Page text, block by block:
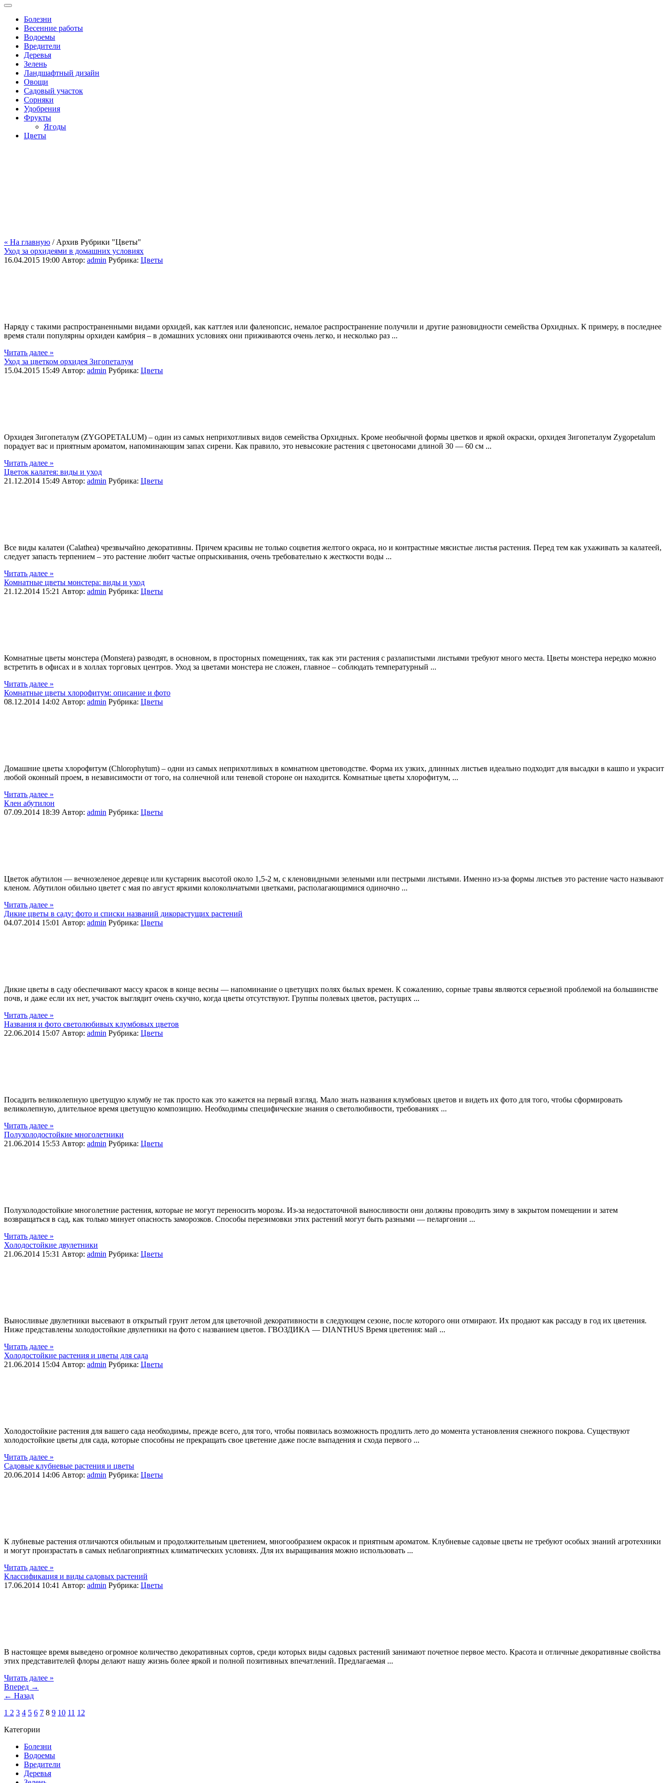
Болезни
Весенние работы
Водоемы
Вредители
Деревья
Зелень
Ландшафтный дизайн
Овощи
Садовый участок
Сорняки
Удобрения
Фрукты
Ягоды
Цветы
« На главную / Архив Рубрики "Цветы"
Уход за орхидеями в домашних условиях
16.04.2015 19:00 Автор: admin Рубрика: Цветы
Наряду с такими распространенными видами орхидей, как каттлея или фаленопсис, немалое распространение получили и другие разновидности семейства Орхидных. К примеру, в последнее
время стали популярны орхидеи камбрия – в домашних условиях они приживаются очень легко, и несколько раз ...
Читать далее »
Уход за цветком орхидея Зигопеталум
15.04.2015 15:49 Автор: admin Рубрика: Цветы
Орхидея Зигопеталум (ZYGOPETALUM) – один из самых неприхотливых видов семейства Орхидных. Кроме необычной формы цветков и яркой окраски, орхидея Зигопеталум Zygopetalum
порадует вас и приятным ароматом, напоминающим запах сирени. Как правило, это невысокие растения с цветоносами длиной 30 — 60 см ...
Читать далее »
Цветок калатея: виды и уход
21.12.2014 15:49 Автор: admin Рубрика: Цветы
Все виды калатеи (Calathea) чрезвычайно декоративны. Причем красивы не только соцветия желтого окраса, но и контрастные мясистые листья растения. Перед тем как ухаживать за калатеей,
следует запасть терпением – это растение любит частые опрыскивания, очень требовательно к жесткости воды ...
Читать далее »
Комнатные цветы монстера: виды и уход
21.12.2014 15:21 Автор: admin Рубрика: Цветы
Комнатные цветы монстера (Monstera) разводят, в основном, в просторных помещениях, так как эти растения с разлапистыми листьями требуют много места. Цветы монстера нередко можно
встретить в офисах и в холлах торговых центров. Уход за цветами монстера не сложен, главное – соблюдать температурный ...
Читать далее »
Комнатные цветы хлорофитум: описание и фото
08.12.2014 14:02 Автор: admin Рубрика: Цветы
Домашние цветы хлорофитум (Chlorophytum) – одни из самых неприхотливых в комнатном цветоводстве. Форма их узких, длинных листьев идеально подходит для высадки в кашпо и украсит
любой оконный проем, в независимости от того, на солнечной или теневой стороне он находится. Комнатные цветы хлорофитум, ...
Читать далее »
Клен абутилон
07.09.2014 18:39 Автор: admin Рубрика: Цветы
Цветок абутилон — вечнозеленое деревце или кустарник высотой около 1,5-2 м, с кленовидными зелеными или пестрыми листьями. Именно из-за формы листьев это растение часто называют
кленом. Абутилон обильно цветет с мая по август яркими колокольчатыми цветками, располагающимися одиночно ...
Читать далее »
Дикие цветы в саду: фото и списки названий дикорастущих растений
04.07.2014 15:01 Автор: admin Рубрика: Цветы
Дикие цветы в саду обеспечивают массу красок в конце весны — напоминание о цветущих полях былых времен. К сожалению, сорные травы являются серьезной проблемой на большинстве
почв, и даже если их нет, участок выглядит очень скучно, когда цветы отсутствуют. Группы полевых цветов, растущих ...
Читать далее »
Названия и фото светолюбивых клумбовых цветов
22.06.2014 15:07 Автор: admin Рубрика: Цветы
Посадить великолепную цветущую клумбу не так просто как это кажется на первый взгляд. Мало знать названия клумбовых цветов и видеть их фото для того, чтобы сформировать
великолепную, длительное время цветущую композицию. Необходимы специфические знания о светолюбивости, требованиях ...
Читать далее »
Полухолодостойкие многолетники
21.06.2014 15:53 Автор: admin Рубрика: Цветы
Полухолодостойкие многолетние растения, которые не могут переносить морозы. Из-за недостаточной выносливости они должны проводить зиму в закрытом помещении и затем
возвращаться в сад, как только минует опасность заморозков. Способы перезимовки этих растений могут быть разными — пеларгонии ...
Читать далее »
Холодостойкие двулетники
21.06.2014 15:31 Автор: admin Рубрика: Цветы
Выносливые двулетники высевают в открытый грунт летом для цветочной декоративности в следующем сезоне, после которого они отмирают. Их продают как рассаду в год их цветения.
Ниже представлены холодостойкие двулетники на фото с названием цветов. ГВОЗДИКА — DIANTHUS Время цветения: май ...
Читать далее »
Холодостойкие растения и цветы для сада
21.06.2014 15:04 Автор: admin Рубрика: Цветы
Холодостойкие растения для вашего сада необходимы, прежде всего, для того, чтобы появилась возможность продлить лето до момента установления снежного покрова. Существуют
холодостойкие цветы для сада, которые способны не прекращать свое цветение даже после выпадения и схода первого ...
Читать далее »
Садовые клубневые растения и цветы
20.06.2014 14:06 Автор: admin Рубрика: Цветы
К лубневые растения отличаются обильным и продолжительным цветением, многообразием окрасок и приятным ароматом. Клубневые садовые цветы не требуют особых знаний агротехники
и могут произрастать в самых неблагоприятных климатических условиях. Для их выращивания можно использовать ...
Читать далее »
Классификация и виды садовых растений
17.06.2014 10:41 Автор: admin Рубрика: Цветы
В настоящее время выведено огромное количество декоративных сортов, среди которых виды садовых растений занимают почетное первое место. Красота и отличные декоративные свойства
этих представителей флоры делают нашу жизнь более яркой и полной позитивных впечатлений. Предлагаемая ...
Читать далее »
Вперед →
← Назад
1 2 3 4 5 6 7 8 9 10 11 12
Категории
Болезни
Водоемы
Вредители
Деревья